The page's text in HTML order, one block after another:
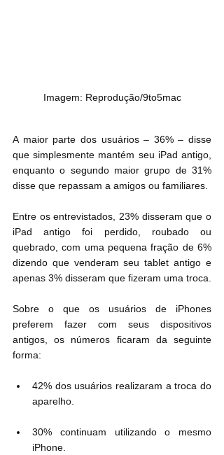
Imagem: Reprodução/9to5mac
A maior parte dos usuários – 36% – disse
que simplesmente mantém seu iPad antigo,
enquanto o segundo maior grupo de 31%
disse que repassam a amigos ou familiares.
Entre os entrevistados, 23% disseram que o
iPad antigo foi perdido, roubado ou
quebrado, com uma pequena fração de 6%
dizendo que venderam seu tablet antigo e
apenas 3% disseram que fizeram uma troca.
Sobre o que os usuários de iPhones
preferem fazer com seus dispositivos
antigos, os números ficaram da seguinte
forma:
42% dos usuários realizaram a troca do
aparelho.
30% continuam utilizando o mesmo
iPhone.